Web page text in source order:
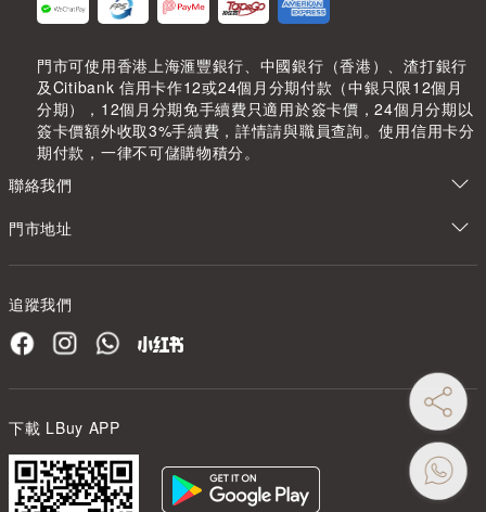
門市可使用香港上海滙豐銀行、中國銀行（香港）、渣打銀行
及Citibank 信用卡作12或24個月分期付款（中銀只限12個月
分期），12個月分期免手續費只適用於簽卡價，24個月分期以
簽卡價額外收取3%手續費，詳情請與職員查詢。使用信用卡分
期付款，一律不可儲購物積分。
聯絡我們
門市地址
追蹤我們
下載 LBuy APP